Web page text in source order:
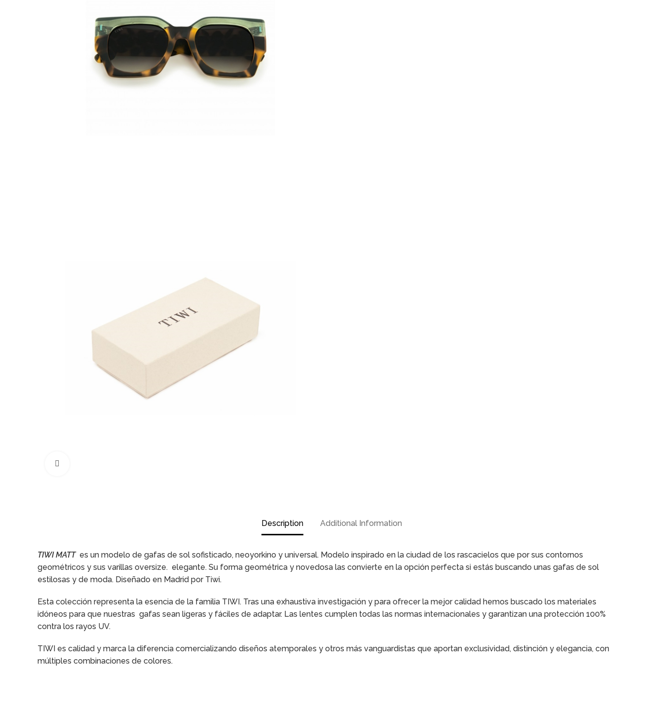
Description Additional Information
TIWI MATTes un modelo de gafas de sol sofisticado, neoyorkino y universal. Modelo inspirado en la ciudad de los rascacielos que por sus contornos
geométricos y sus varillas oversize. elegante. Su forma geométrica y novedosa las convierte en la opción perfecta si estás buscando unas gafas de sol
estilosas y de moda. Diseñado en Madrid por Tiwi.
Esta colección representa la esencia de la familia TIWI. Tras una exhaustiva investigación y para ofrecer la mejor calidad hemos buscado los materiales
idóneos para que nuestras gafas sean ligeras y fáciles de adaptar. Las lentes cumplen todas las normas internacionales y garantizan una protección 100%
contra los rayos UV.
TIWI es calidad y marca la diferencia comercializando diseños atemporales y otros más vanguardistas que aportan exclusividad, distinción y elegancia, con
múltiples combinaciones de colores.